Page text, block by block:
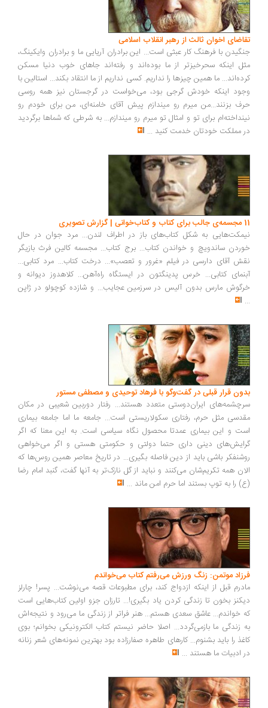
تقاضای اخوان ثالث از رهبر انقلاب اسلامی
جنگیدن با فرهنگ کار عبثی است... این برادران آریایی ما و برادران وایکینگ،
مثل اینکه سحرخیزتر از ما بوده‌اند و رفته‌اند جاهای خوب دنیا مسکن
کرده‌اند... ما همین چیزها را نداریم. کسی نداریم از ما انتقاد بکند... استالین با
وجود اینکه خودش گرجی بود، می‌خواست در گرجستان نیز همه روسی
حرف بزنند...من میرم رو میندازم پیش آقای خامنه‌ای، من برای خودم رو
نینداخته‌ام برای تو و امثال تو میرم رو میندازم... به شرطی که شماها برگردید
در مملکت خودتان خدمت کنید ...
11 مجسمه‌ی جالب برای کتاب و کتاب‌خوانی | گزارش تصویری
نیمکت‌هایی به شکل کتاب‌های باز در اطراف لندن... مرد جوان در حال
خوردن ساندویچ و خواندن کتاب... برج کتاب... مجسمه کالین فرث بازیگر
نقش آقای دارسی در فیلم «غرور و تعصب»... درخت کتاب... مرد کتابی...
آبنمای کتابی... خرس پدینگتون در ایستگاه راه‌آهن... کلاهدوز دیوانه و
خرگوش مارس بدون آلیس در سرزمین عجایب... و شازده کوچولو در ژاپن
...
بدون قرار قبلی در گفت‌وگو با فرهاد توحیدی و مصطفی مستور
سرچشمه‌های ایران‌دوستی متعدد هستند... رفتار دوربین شعیبی در مکان
مقدسی مثل حرم، رفتاری سکولاریستی است... جامعه ما اما جامعه بیماری
است و این بیماری عمدتا محصول نگاه سیاسی است. به این معنا که اگر
گرایش‌های دینی داری حتما دولتی و حکومتی هستی و اگر می‌خواهی
روشنفکر باشی باید از دین فاصله بگیری... در تاریخ معاصر همین روس‌ها که
الان همه تکریم‌شان می‌کنند و نباید از گل نازک‌تر به آنها گفت، گنبد امام رضا
(ع) را به توپ بستند اما حرم امن ماند ...
فرزاد موتمن: زنگ ورزش می‌رفتم کتاب می‌خواندم
مادرم قبل از اینکه ازدواج کند، برای مطبوعات قصه می‌نوشت... پسر! چارلز
دیکنز بخون تا زندگی کردن یاد بگیری!... تارزان جزو اولین کتاب‌هایی است
که خواندم... عاشق سعدی هستم... هنر فراتر از زندگی ما می‌رود و نتیجه‌اش
به زندگی ما بازمی‌گردد... اصلا حاضر نیستم کتاب الکترونیکی بخوانم؛ بوی
کاغذ را باید بشنوم... کارهای طاهره صفارزاده بود بهترین نمونه‌های شعر زنانه
در ادبیات ما هستند ...